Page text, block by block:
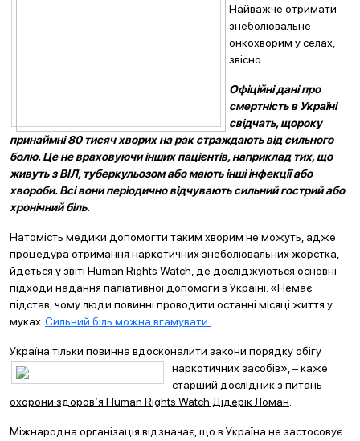
Найважче отримати
знеболювальне
онкохворим у селах,
звісно.
Офіційні дані про
смертність в Україні
свідчать, щороку
принаймні 80 тисяч хворих на рак страждають від сильного
болю. Це не враховуючи інших пацієнтів, наприклад тих, що
живуть з ВІЛ, туберкульозом або мають інші інфекції або
хвороби. Всі вони періодично відчувають сильний гострий або
хронічний біль.
Натомість медики допомогти таким хворим не можуть, адже
процедура отримання наркотичних знеболювальних жорстка,
йдеться у звіті Human Rights Watch, де досліджуються основні
підходи надання паліативної допомоги в Україні. «Немає
підстав, чому люди повинні проводити останні місяці життя у
муках. Сильний біль можна вгамувати.
Україна тільки повинна вдосконалити закони порядкуобігу
наркотичних засобів», – каже
старший дослідник з питань
охорони здоров’я Human Rights Watch Дідерік Ломан
Міжнародна організація відзначає, що в Україна не застосовує